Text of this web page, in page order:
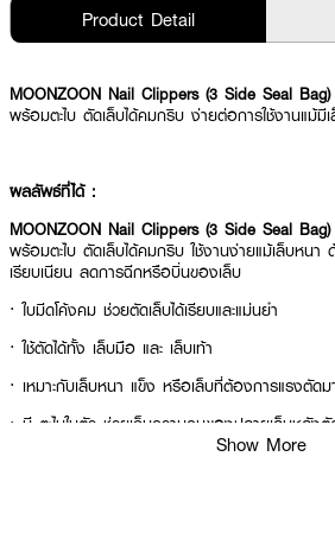
Product Detail
MOONZOON Nail Clippers (3 Side Seal Bag)
พร้อมตะไบ ตัดเล็บได้คมกริบ ง่ายต่อการใช้งานแม้มี
ผลลัพธ์ที่ได้ :
MOONZOON Nail Clippers (3 Side Seal Bag)
พร้อมตะไบ ตัดเล็บได้คมกริบ ใช้งานง่ายแม้เล็บหนา
เรียบเนียน ลดการฉีกหรือบิ่นของเล็บ
· ใบมีดโค้งคม ช่วยตัดเล็บได้เรียบและแม่นยำ
· ใช้ตัดได้ทั้ง เล็บมือ และ เล็บเท้า
· เหมาะกับเล็บหนา แข็ง หรือเล็บที่ต้องการแรงตัด
· มี ตะไบในตัว ช่วยเก็บความคมของปลายเล็บหลังตั
Show More